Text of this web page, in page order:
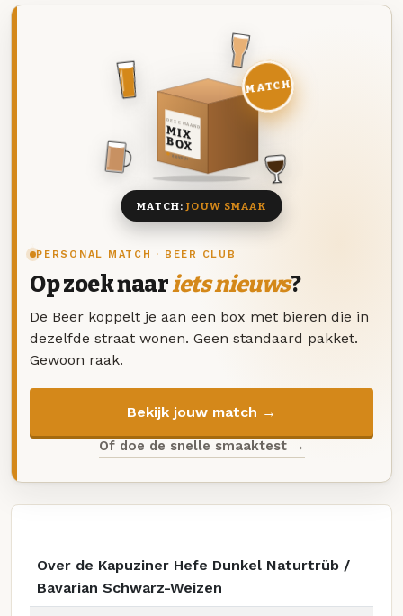
PERSONAL MATCH · BEER CLUB
Op zoek naariets nieuws?
De Beer koppelt je aan een box met bieren die in
dezelfde straat wonen. Geen standaard pakket.
Gewoon raak.
Bekijk jouw match →
Of doe de snelle smaaktest →
DEZE MAAND
MIX
BOX
8 BIEREN
MATCH
MATCH:JOUW SMAAK
Over de Kapuziner Hefe Dunkel Naturtrüb /
Bavarian Schwarz-Weizen